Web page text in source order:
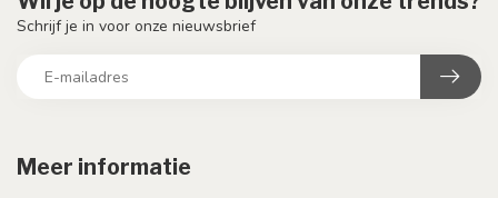
Meer informatie
Schrijf je in voor onze nieuwsbrief